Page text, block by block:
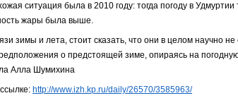
ситуация была в 2010 году: тогда погоду в
жары была выше.
зимы и лета, стоит сказать, что они в целом научно
о предстоящей зиме, опираясь на
Алла Шумихина
http://www.izh.kp.ru/daily/26570/3585963/